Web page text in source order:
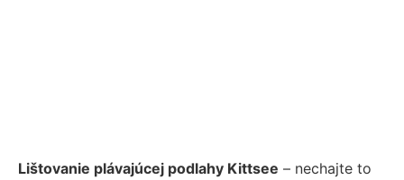
Lištovanie plávajúcej podlahy Kittsee – nechajte to